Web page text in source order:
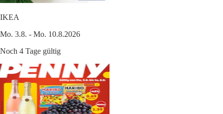
IKEA
Mo. 3.8. - Mo. 10.8.2026
Noch 4 Tage gültig